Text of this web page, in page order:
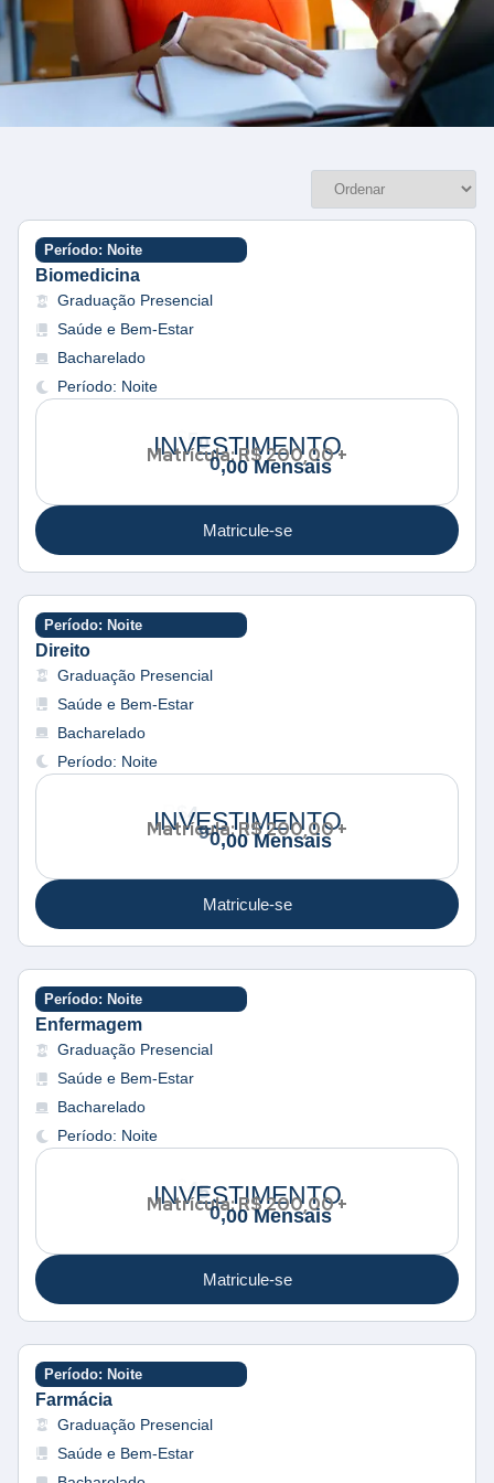
Período: Noite
Biomedicina
Graduação Presencial
Saúde e Bem-Estar
Bacharelado
Período: Noite
Matricule-se
INVESTIMENTO
Matrícula: R$ 200,00 +
ensa
is
Período: Noite
Direito
Graduação Presencial
Saúde e Bem-Estar
Bacharelado
Período: Noite
Matricule-se
INVESTIMENTO
Matrícula: R$ 200,00 +
ensa
is
Período: Noite
Enfermagem
Graduação Presencial
Saúde e Bem-Estar
Bacharelado
Período: Noite
Matricule-se
INVESTIMENTO
Matrícula: R$ 200,00 +
ensa
is
Período: Noite
Farmácia
Graduação Presencial
Saúde e Bem-Estar